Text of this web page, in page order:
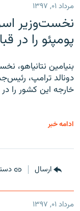
مرداد ۰۱, ۱۳۹۷
نخست‌وزیر
پومپئو را در
بنیامین نتانیاهو،
دونالد ترامپ،
خارجه این کشور را
ادامه خبر
ارسال
مرداد ۰۱, ۱۳۹۷